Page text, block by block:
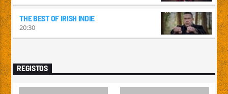
THE BEST OF IRISH INDIE
20:30
REGISTOS